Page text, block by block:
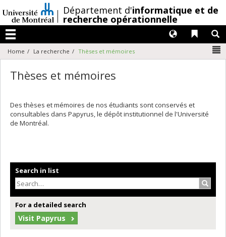
au
contenu
/Département d'informatique et de
recherche opérationnelle
Menu
Liens
Langues
Home La recherche Thèses et mémoires
Thèses et mémoires
Des thèses et mémoires de nos étudiants sont conservés et
consultables dans Papyrus, le dépôt institutionnel de l'Université
de Montréal.
Search in list
For a detailed search
Visit Papyrus